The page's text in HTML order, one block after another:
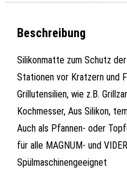
Beschreibung
Silikonmatte zum Schutz
Stationen vor Kratzern und
Grillutensilien, wie z.B.
Kochmesser, Aus Silikon,
Auch als Pfannen- oder
für alle MAGNUM- und
Spülmaschinengeeignet